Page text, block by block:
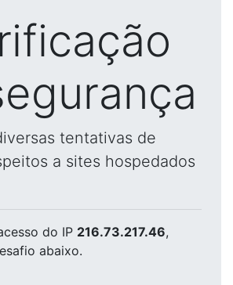
tentativas de
a sites hospedados
do IP 216.73.217.46,
abaixo.